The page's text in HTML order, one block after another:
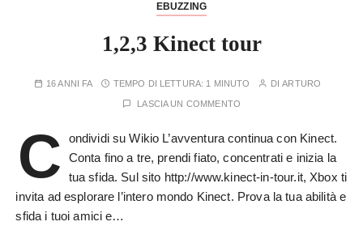
EBUZZING
1,2,3 Kinect tour
16 ANNI FA TEMPO DI LETTURA: 1 MINUTO DIARTURO
LASCIA UN COMMENTO
C
ondividi su Wikio L’avventura continua con Kinect.
Conta fino a tre, prendi fiato, concentrati e inizia la
tua sfida. Sul sito http://www.kinect-in-tour.it, Xbox ti
invita ad esplorare l’intero mondo Kinect. Prova la tua abilità e
sfida i tuoi amici e…